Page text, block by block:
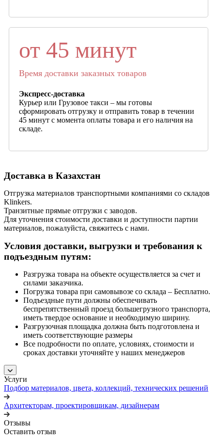
от 45 минут
Время доставки заказных товаров
Экспресс-доставка
Курьер или Грузовое такси – мы готовы
сформировать отгрузку и отправить товар в течении
45 минут с момента оплаты товара и его наличия на
складе.
Доставка в Казахстан
Отгрузка материалов транспортными компаниями со складов
Klinkers.
Транзитные прямые отгрузки с заводов.
Для уточнения стоимости доставки и доступности партии
материалов, пожалуйста, свяжитесь с нами.
Условия доставки, выгрузки и требования к
подъездным путям:
Разгрузка товара на объекте осуществляется за счет и
силами заказчика.
Погрузка товара при самовывозе со склада – Бесплатно.
Подъездные пути должны обеспечивать
беспрепятственный проезд большегрузного транспорта,
иметь твердое основание и необходимую ширину.
Разгрузочная площадка должна быть подготовлена и
иметь соответствующие размеры
Все подробности по оплате, условиях, стоимости и
сроках доставки уточняйте у наших менеджеров
Услуги
Подбор материалов, цвета, коллекций, технических решений
Архитекторам, проектировщикам, дизайнерам
Отзывы
Оставить отзыв